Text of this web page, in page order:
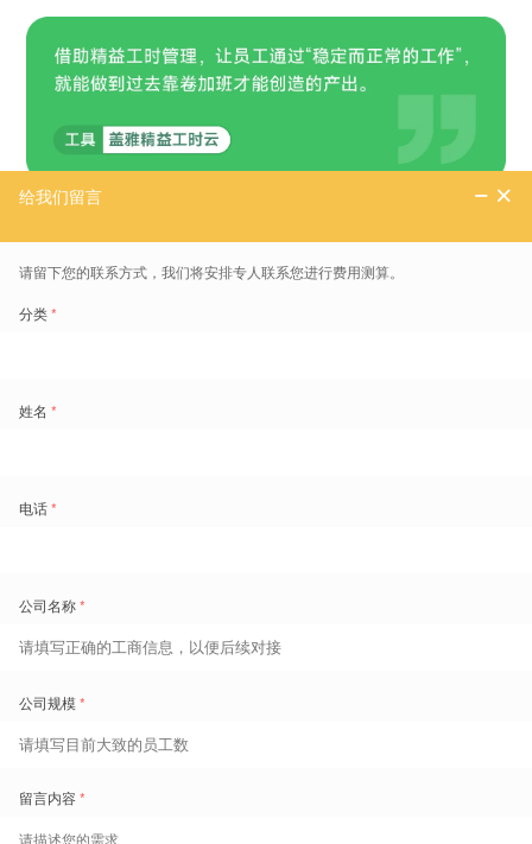
才能有机会突破人效的阈值。
2025，新的人效篇章，新的人效提升思路是：通过
壮成长。
✅企业行动指南